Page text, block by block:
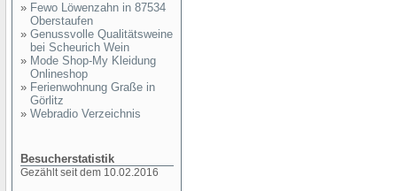
» Fewo Löwenzahn in 87534
Oberstaufen
» Genussvolle Qualitätsweine
bei Scheurich Wein
» Mode Shop-My Kleidung
Onlineshop
» Ferienwohnung Graße in
Görlitz
» Webradio Verzeichnis
Besucherstatistik
Gezählt seit dem 10.02.2016